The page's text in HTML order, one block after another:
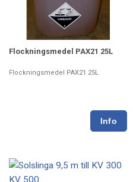
Flockningsmedel PAX21 25L
Flockningsmedel PAX21 25L